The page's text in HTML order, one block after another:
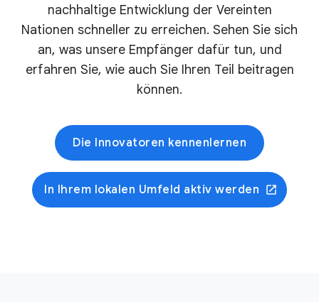
nachhaltige Entwicklung der Vereinten
Nationen schneller zu erreichen. Sehen Sie sich
an, was unsere Empfänger dafür tun, und
erfahren Sie, wie auch Sie Ihren Teil beitragen
können.
Die Innovatoren kennenlernen
In Ihrem lokalen Umfeld aktiv werden